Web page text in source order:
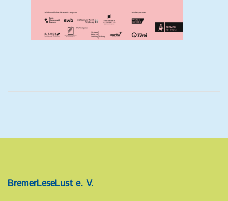
BremerLeseLust e. V.